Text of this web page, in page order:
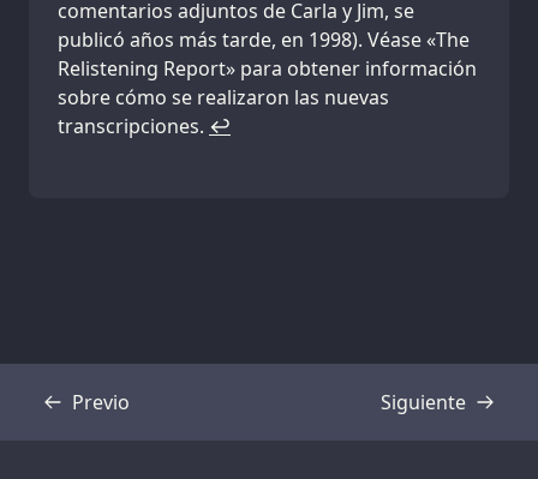
comentarios adjuntos de Carla y Jim, se
publicó años más tarde, en 1998). Véase «The
Relistening Report» para obtener información
sobre cómo se realizaron las nuevas
transcripciones. ↩
Previo
Transcripción Siguiente
Transcripción